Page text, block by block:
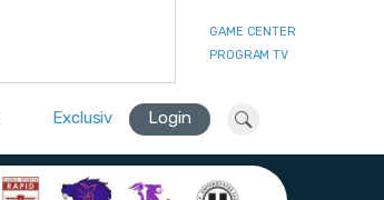
GAME CENTER
PROGRAM TV
Exclusiv Login